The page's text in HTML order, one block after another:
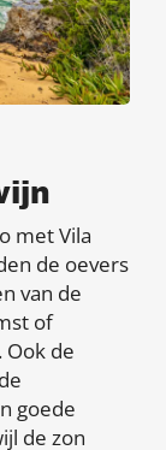
met Vila
de oevers
van de
of
de
goede
de zon